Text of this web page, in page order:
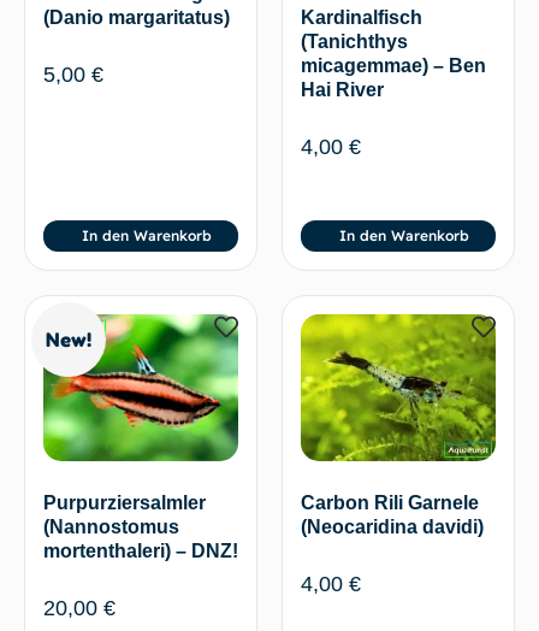
(Danio margaritatus)
5,00 €
In den Warenkorb
Kardinalfisch
(Tanichthys
micagemmae) – Ben
Hai River
4,00 €
In den Warenkorb
New!
Purpurziersalmler
(Nannostomus
mortenthaleri) – DNZ!
20,00 €
Carbon Rili Garnele
(Neocaridina davidi)
4,00 €